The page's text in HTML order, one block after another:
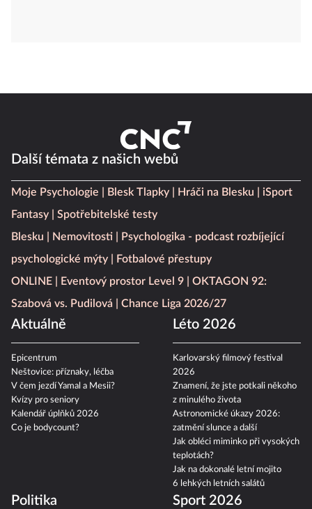
Další témata z našich webů
Moje Psychologie Blesk Tlapky Hráči na Blesku
iSport
Fantasy
Spotřebitelské testy
Blesku
Nemovitosti
Psychologika - podcast rozbíjející
psychologické mýty
Fotbalové přestupy
ONLINE
Eventový prostor Level 9
OKTAGON 92:
Szabová vs. Pudilová
Chance Liga 2026/27
Aktuálně
Epicentrum
Neštovice: příznaky, léčba
V čem jezdí Yamal a Mesii?
Kvízy pro seniory
Kalendář úplňků 2026
Co je bodycount?
Léto 2026
Karlovarský filmový festival
2026
Znamení, že jste potkali někoho
z minulého života
Astronomické úkazy 2026:
zatmění slunce a další
Jak obléci miminko při vysokých
teplotách?
Jak na dokonalé letní mojito
6 lehkých letních salátů
Politika Sport 2026